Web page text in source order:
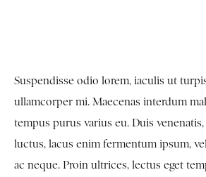
Suspendisse odio lorem, iaculis ut
ullamcorper mi. Maecenas interdum
tempus purus varius eu. Duis
luctus, lacus enim fermentum ipsum,
ac neque. Proin ultrices, lectus eget